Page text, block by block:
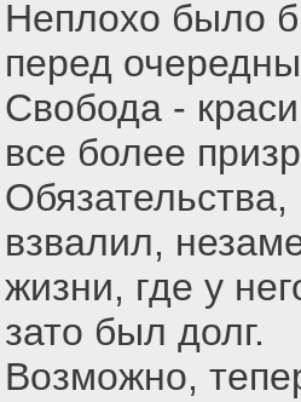
Неплохо было
перед
Свобода -
все более
взвалил,
жизни, где у
зато был долг.
Возможно,